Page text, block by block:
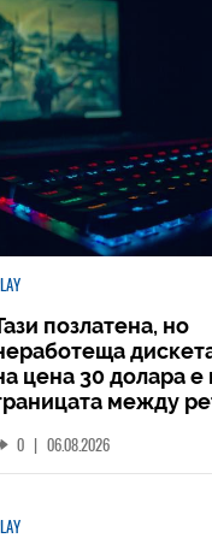
позлатена, но
цена 30 долара е
между
0 | 06.08.2026